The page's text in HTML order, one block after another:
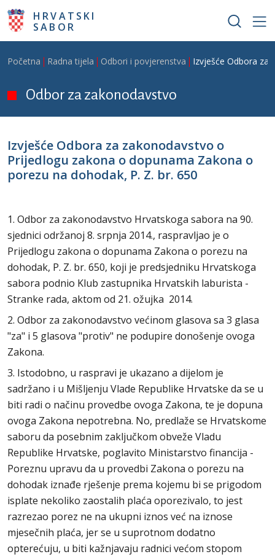
Skoči na glavni sadržaj
HRVATSKI
SABOR
Breadcrumb
Početna Radna tijela Odbori i povjerenstva Izvješće Odbora za
Odbor za zakonodavstvo
Izvješće Odbora za zakonodavstvo o
Prijedlogu zakona o dopunama Zakona o
porezu na dohodak, P. Z. br. 650
1. Odbor za zakonodavstvo Hrvatskoga sabora na 90.
sjednici održanoj 8. srpnja 2014., raspravljao je o
Prijedlogu zakona o dopunama Zakona o porezu na
dohodak, P. Z. br. 650, koji je predsjedniku Hrvatskoga
sabora podnio Klub zastupnika Hrvatskih laburista -
Stranke rada, aktom od 21. ožujka 2014.
2. Odbor za zakonodavstvo većinom glasova sa 3 glasa
"za" i 5 glasova "protiv" ne podupire donošenje ovoga
Zakona.
3. Istodobno, u raspravi je ukazano a dijelom je
sadržano i u Mišljenju Vlade Republike Hrvatske da se u
biti radi o načinu provedbe ovoga Zakona, te je dopuna
ovoga Zakona nepotrebna. No, predlaže se Hrvatskome
saboru da posebnim zaključkom obveže Vladu
Republike Hrvatske, poglavito Ministarstvo financija -
Poreznu upravu da u provedbi Zakona o porezu na
dohodak iznađe rješenje prema kojemu bi se prigodom
isplate nekoliko zaostalih plaća oporezivalo, to jest
razrezao porez ne na ukupni iznos već na iznose
mjesečnih plaća, jer se u suprotnom dodatno
opterećuju, u biti kažnjavaju radnici većom stopom